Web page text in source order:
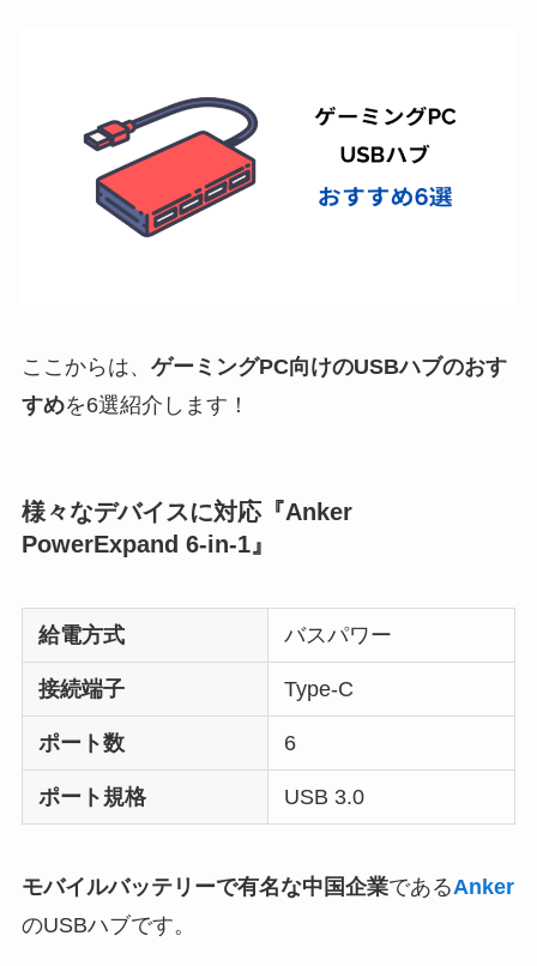
ここからは、 ゲーミングPC向けのUSBハブのおす
すめを6選紹介します！
様々なデバイスに対応『Anker
PowerExpand 6-in-1』
給電方式 バスパワー
接続端子 Type-C
ポート数 6
ポート規格 USB 3.0
モバイルバッテリーで有名な中国企業であるAnker
のUSBハブです。